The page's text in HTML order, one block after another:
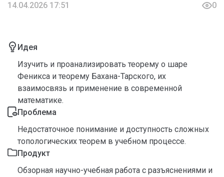
14.04.2026 17:51 0
Идея
Изучить и проанализировать теорему о шаре
Феникса и теорему Бахана-Тарского, их
взаимосвязь и применение в современной
математике.
Проблема
Недостаточное понимание и доступность сложных
топологических теорем в учебном процессе.
Продукт
Обзорная научно-учебная работа с разъяснениями и